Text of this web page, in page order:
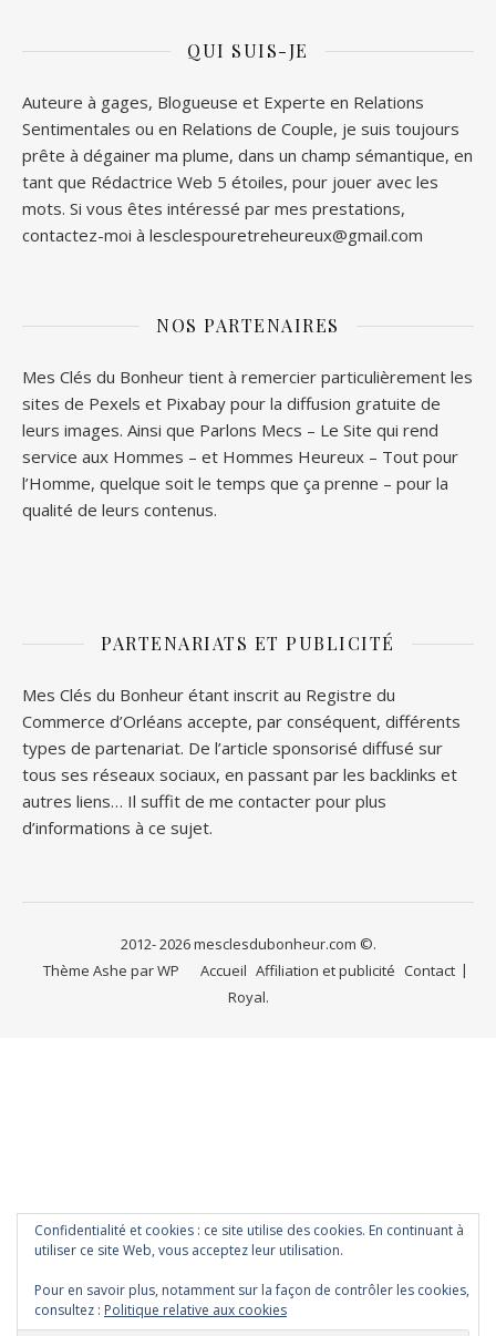
QUI SUIS-JE
Auteure à gages, Blogueuse et Experte en Relations
Sentimentales ou en Relations de Couple, je suis toujours
prête à dégainer ma plume, dans un champ sémantique, en
tant que Rédactrice Web 5 étoiles, pour jouer avec les
mots. Si vous êtes intéressé par mes prestations,
contactez-moi à lesclespouretreheureux@gmail.com
NOS PARTENAIRES
Mes Clés du Bonheur tient à remercier particulièrement les
sites de Pexels et Pixabay pour la diffusion gratuite de
leurs images. Ainsi que Parlons Mecs – Le Site qui rend
service aux Hommes – et Hommes Heureux – Tout pour
l’Homme, quelque soit le temps que ça prenne – pour la
qualité de leurs contenus.
PARTENARIATS ET PUBLICITÉ
Mes Clés du Bonheur étant inscrit au Registre du
Commerce d’Orléans accepte, par conséquent, différents
types de partenariat. De l’article sponsorisé diffusé sur
tous ses réseaux sociaux, en passant par les backlinks et
autres liens… Il suffit de me contacter pour plus
d’informations à ce sujet.
2012- 2026 mesclesdubonheur.com ©.
Accueil Affiliation et publicité Contact
Thème Ashe parWP
Royal.
Confidentialité et cookies : ce site utilise des cookies. En continuant à
utiliser ce site Web, vous acceptez leur utilisation.
Pour en savoir plus, notamment sur la façon de contrôler les cookies,
consultez : Politique relative aux cookies